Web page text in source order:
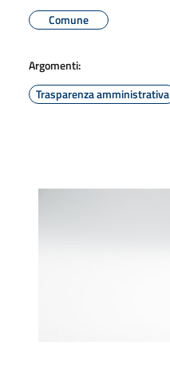
Comune
Argomenti:
Trasparenza amministrativa